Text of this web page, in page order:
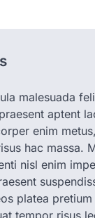
More Khabar
2018 में शुरू किया गया…
शराब दुकानों में
का बड़ा एक्शन
More Khabar
छत्तीसगढ़ में शराब
और अन्य गंभीर
malesuada
aptent
enim
hac massa.
nisl enim
platea